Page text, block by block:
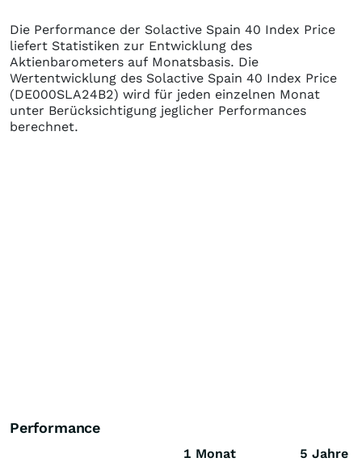
Die Performance der Solactive Spain 40 Index Price
liefert Statistiken zur Entwicklung des
Aktienbarometers auf Monatsbasis. Die
Wertentwicklung des Solactive Spain 40 Index Price
(DE000SLA24B2) wird für jeden einzelnen Monat
unter Berücksichtigung jeglicher Performances
berechnet.
Performance
1 Monat
5 Jahre